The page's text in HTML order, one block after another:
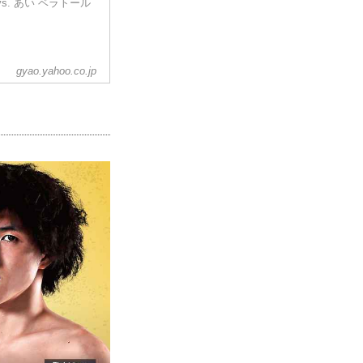
あい ベラトール
gyao.yahoo.co.jp